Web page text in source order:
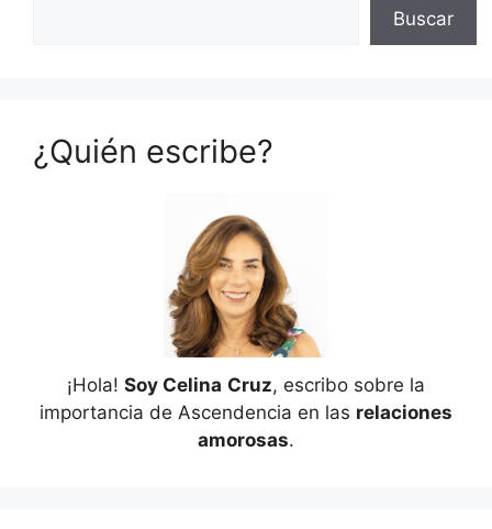
Buscar
¿Quién escribe?
¡Hola! Soy Celina Cruz, escribo sobre la
importancia de Ascendencia en las relaciones
amorosas.